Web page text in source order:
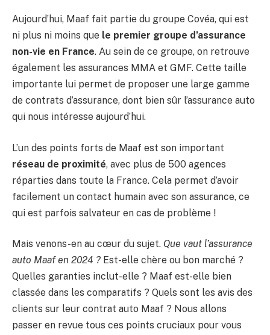
Aujourd’hui, Maaf fait partie du groupe Covéa, qui est
ni plus ni moins que le premier groupe d’assurance
non-vie en France. Au sein de ce groupe, on retrouve
également les assurances MMA et GMF. Cette taille
importante lui permet de proposer une large gamme
de contrats d’assurance, dont bien sûr l’assurance auto
qui nous intéresse aujourd’hui.
L’un des points forts de Maaf est son important
réseau de proximité, avec plus de 500 agences
réparties dans toute la France. Cela permet d’avoir
facilement un contact humain avec son assurance, ce
qui est parfois salvateur en cas de problème !
Mais venons-en au cœur du sujet. Que vaut l’assurance
auto Maaf en 2024 ? Est-elle chère ou bon marché ?
Quelles garanties inclut-elle ? Maaf est-elle bien
classée dans les comparatifs ? Quels sont les avis des
clients sur leur contrat auto Maaf ? Nous allons
passer en revue tous ces points cruciaux pour vous